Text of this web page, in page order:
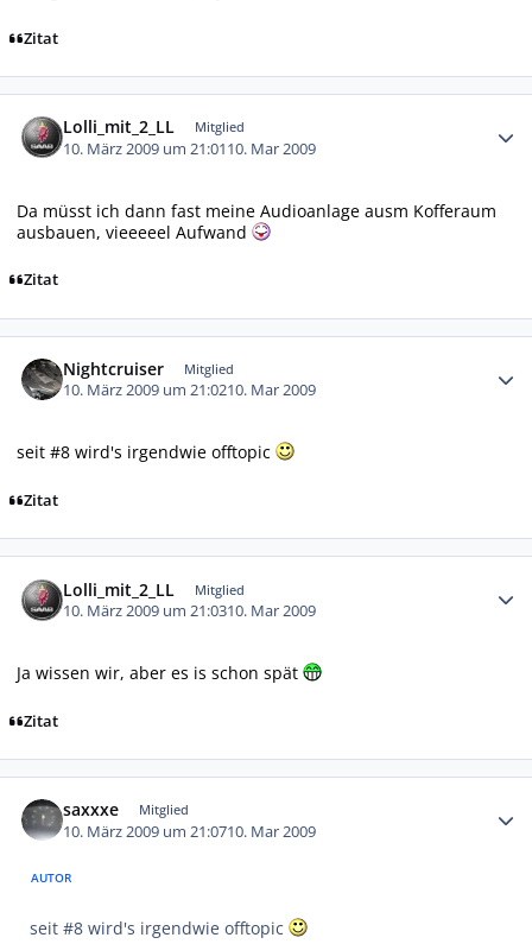
Zitat
Lolli_mit_2_LL Mitglied
10. März 2009 um 21:0110. Mar 2009
Da müsst ich dann fast meine Audioanlage ausm Kofferaum
ausbauen, vieeeeel Aufwand
Zitat
Nightcruiser Mitglied
10. März 2009 um 21:0210. Mar 2009
seit #8 wird's irgendwie offtopic
Zitat
Lolli_mit_2_LL Mitglied
10. März 2009 um 21:0310. Mar 2009
Ja wissen wir, aber es is schon spät
Zitat
saxxxe Mitglied
10. März 2009 um 21:0710. Mar 2009
AUTOR
seit #8 wird's irgendwie offtopic